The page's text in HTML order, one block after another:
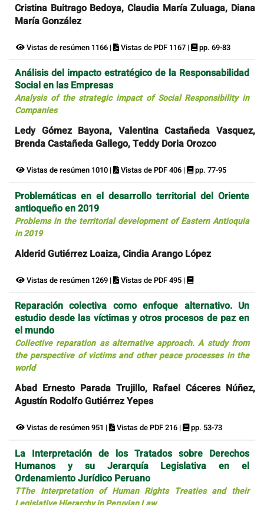
Cristina Buitrago Bedoya, Claudia María Zuluaga, Diana
María González
Vistas de resúmen 1166 | Vistas de PDF 1167 | pp. 69-83
Análisis del impacto estratégico de la Responsabilidad
Social en las Empresas
Analysis of the strategic impact of Social Responsibility in
Companies
Ledy Gómez Bayona, Valentina Castañeda Vasquez,
Brenda Castañeda Gallego, Teddy Doria Orozco
Vistas de resúmen 1010 | Vistas de PDF 406 | pp. 77-95
Problemáticas en el desarrollo territorial del Oriente
antioqueño en 2019
Problems in the territorial development of Eastern Antioquia
in 2019
Alderid Gutiérrez Loaiza, Cindia Arango López
Vistas de resúmen 1269 | Vistas de PDF 495 |
Reparación colectiva como enfoque alternativo. Un
estudio desde las víctimas y otros procesos de paz en
el mundo
Collective reparation as alternative approach. A study from
the perspective of victims and other peace processes in the
world
Abad Ernesto Parada Trujillo, Rafael Cáceres Núñez,
Agustín Rodolfo Gutiérrez Yepes
Vistas de resúmen 951 | Vistas de PDF 216 | pp. 53-73
La Interpretación de los Tratados sobre Derechos
Humanos y su Jerarquía Legislativa en el
Ordenamiento Jurídico Peruano
TThe Interpretation of Human Rights Treaties and their